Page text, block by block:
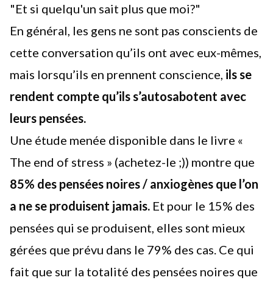
"Et si quelqu'un sait plus que moi?"
En général, les gens ne sont pas conscients de
cette conversation qu’ils ont avec eux-mêmes,
mais lorsqu’ils en prennent conscience, ils se
rendent compte qu’ils s’autosabotent avec
leurs pensées.
Une étude menée disponible dans le livre «
The end of stress » (achetez-le ;)) montre que
85% des pensées noires / anxiogènes que l’on
a ne se produisent jamais. Et pour le 15% des
pensées qui se produisent, elles sont mieux
gérées que prévu dans le 79% des cas. Ce qui
fait que sur la totalité des pensées noires que